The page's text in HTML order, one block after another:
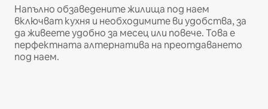
Напълно обзаведените жилища под наем
включват кухня и необходимите ви удобства, за
да живеете удобно за месец или повече. Това е
перфектната алтернатива на преотдаването
под наем.